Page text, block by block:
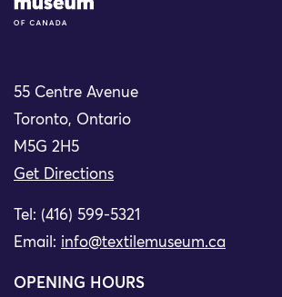
55 Centre Avenue
Toronto, Ontario
M5G 2H5
Get Directions
Tel: (416) 599-5321
Email: info@textilemuseum.ca
OPENING HOURS